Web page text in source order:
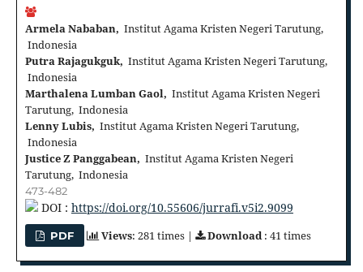
Armela Nababan, Institut Agama Kristen Negeri Tarutung,
Indonesia
Putra Rajagukguk, Institut Agama Kristen Negeri Tarutung,
Indonesia
Marthalena Lumban Gaol, Institut Agama Kristen Negeri
Tarutung, Indonesia
Lenny Lubis, Institut Agama Kristen Negeri Tarutung,
Indonesia
Justice Z Panggabean, Institut Agama Kristen Negeri
Tarutung, Indonesia
473-482
DOI : https://doi.org/10.55606/jurrafi.v5i2.9099
PDF Views: 281 times | Download: 41 times